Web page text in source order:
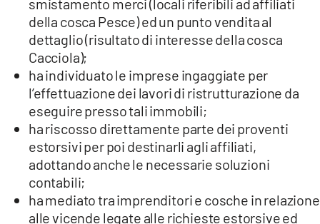
della cosca Pesce) ed un punto vendita al
dettaglio (risultato di interesse della cosca
Cacciola);
ha individuato le imprese ingaggiate per
l’effettuazione dei lavori di ristrutturazione da
eseguire presso tali immobili;
ha riscosso direttamente parte dei proventi
estorsivi per poi destinarli agli affiliati,
adottando anche le necessarie soluzioni
contabili;
ha mediato tra imprenditori e cosche in relazione
alle vicende legate alle richieste estorsive ed